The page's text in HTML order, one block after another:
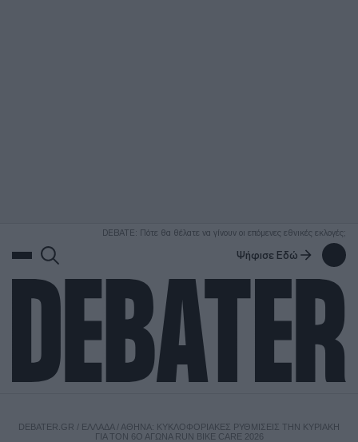
DEBATE: Πότε θα θέλατε να γίνουν οι επόμενες εθνικές εκλογές;
Ψήφισε Εδώ
DEBATER.GR / ΕΛΛΑΔΑ/ ΑΘΉΝΑ: ΚΥΚΛΟΦΟΡΙΑΚΈΣ ΡΥΘΜΊΣΕΙΣ ΤΗΝ ΚΥΡΙΑΚΉ
ΓΙΑ ΤΟΝ 6Ο ΑΓΏΝΑ RUN BIKE CARE 2026